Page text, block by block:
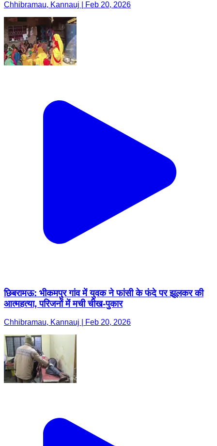
Chhibramau, Kannauj | Feb 20, 2026
छिबरामऊ: भीकमपुर गांव में युवक ने फांसी के फंदे पर झूलकर की
आत्महत्या, परिजनों में मची चीख-पुकार
Chhibramau, Kannauj | Feb 20, 2026